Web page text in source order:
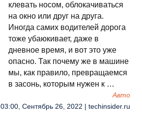
клевать носом, облокачиваться
на окно или друг на друга.
Иногда самих водителей дорога
тоже убаюкивает, даже в
дневное время, и вот это уже
опасно. Так почему же в машине
мы, как правило, превращаемся
в засонь, которым нужен к …
Авто
03:00, Сентябрь 26, 2022 | techinsider.ru